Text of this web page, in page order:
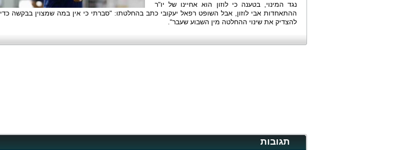
נגד המינוי, בטענה כי לוזון הוא אחיינו של יו"ר
ההתאחדות אבי לוזון, אבל השופט רפאל יעקובי כתב בהחלטתו: "סברתי כי אין במה שמצוין בבקשה כדי
להצדיק את שינוי ההחלטה מין השבוע שעבר".
תגובות